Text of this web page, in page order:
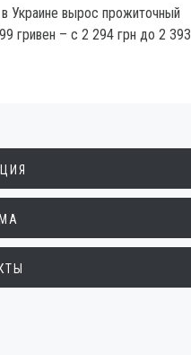
Украине вырос прожиточный
гривен – с 2 294 грн до 2 393